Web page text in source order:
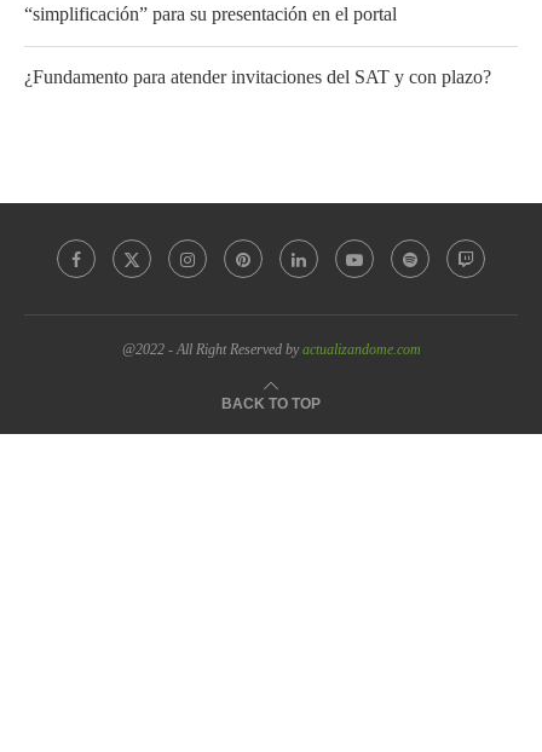
“simplificación” para su presentación en el portal
¿Fundamento para atender invitaciones del SAT y con plazo?
@2022 - All Right Reserved byactualizandome.com
BACK TO TOP